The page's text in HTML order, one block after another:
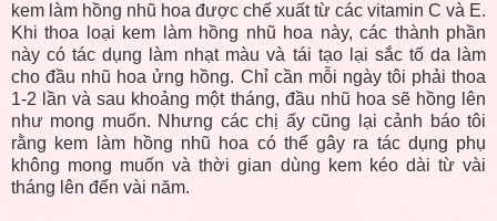
kem làm hồng nhũ hoa được chế xuất từ các vitamin C và E.
Khi thoa loại kem làm hồng nhũ hoa này, các thành phần
này có tác dụng làm nhạt màu và tái tạo lại sắc tố da làm
cho đầu nhũ hoa ửng hồng. Chỉ cần mỗi ngày tôi phải thoa
1-2 lần và sau khoảng một tháng, đầu nhũ hoa sẽ hồng lên
như mong muốn. Nhưng các chị ấy cũng lại cảnh báo tôi
rằng kem làm hồng nhũ hoa có thể gây ra tác dụng phụ
không mong muốn và thời gian dùng kem kéo dài từ vài
tháng lên đến vài năm.